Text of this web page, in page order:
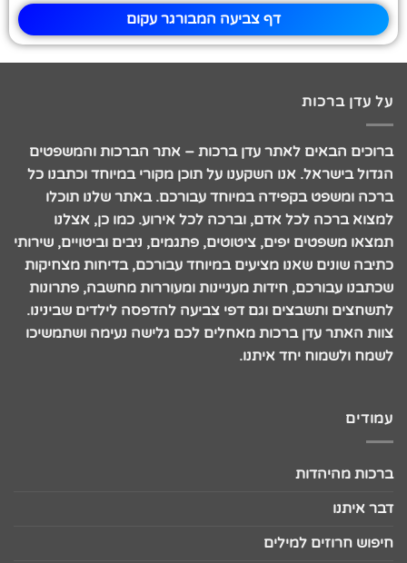
דף צביעה המבורגר עקום
על עדן ברכות
ברוכים הבאים לאתר עדן ברכות – אתר הברכות והמשפטים
הגדול בישראל. אנו השקענו על תוכן מקורי במיוחד וכתבנו כל
ברכה ומשפט בקפידה במיוחד עבורכם. באתר שלנו תוכלו
למצוא ברכה לכל אדם, וברכה לכל אירוע. כמו כן, אצלנו
תמצאו משפטים יפים, ציטוטים, פתגמים, ניבים וביטויים, שירותי
כתיבה שונים שאנו מציעים במיוחד עבורכם, בדיחות מצחיקות
שכתבנו עבורכם, חידות מעניינות ומעוררות מחשבה, פתרונות
לתשחצים ותשבצים וגם דפי צביעה להדפסה לילדים שבינינו.
צוות האתר עדן ברכות מאחלים לכם גלישה נעימה ושתמשיכו
לשמח ולשמוח יחד איתנו.
עמודים
ברכות מהיהדות
דבר איתנו
חיפוש חרוזים למילים